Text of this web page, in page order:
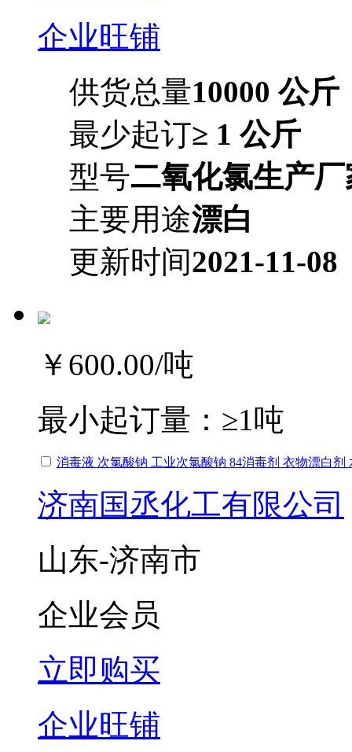
企业旺铺
供货总量10000 公斤
最少起订≥ 1 公斤
型号二氧化氯生产厂
主要用途漂白
更新时间2021-11-08
￥600.00/吨
最小起订量： ≥1吨
消毒液 次氯酸钠 工业次氯酸钠 84消毒剂 衣物漂白剂
济南国丞化工有限公司
山东-济南市
企业会员
立即购买
企业旺铺